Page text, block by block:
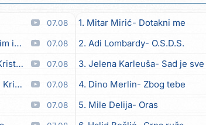
07.08
07.08
07.08
07.08
07.08
1. Mitar Mirić Dotakni me
2. Adi Lombardy O.S.D.S.
3. Jelena Karleuša Sad je
4. Dino Merlin Zbog tebe
5. Mile Delija Oras